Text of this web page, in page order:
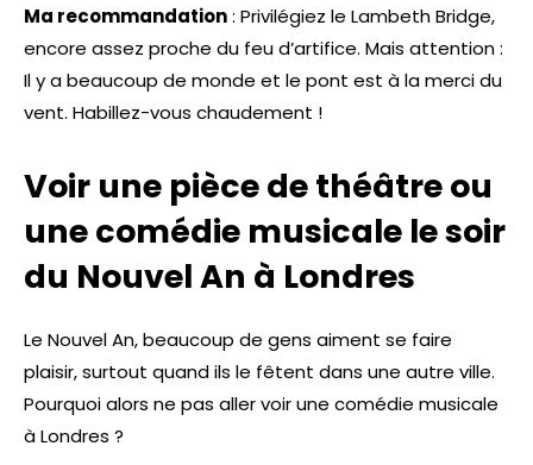
Ma recommandation: Privilégiez le Lambeth Bridge,
encore assez proche du feu d’artifice. Mais attention :
Il y a beaucoup de monde et le pont est à la merci du
vent. Habillez-vous chaudement !
Voir une pièce de théâtre ou
une comédie musicale le soir
du Nouvel An à Londres
Le Nouvel An, beaucoup de gens aiment se faire
plaisir, surtout quand ils le fêtent dans une autre ville.
Pourquoi alors ne pas aller voir une comédie musicale
à Londres ?